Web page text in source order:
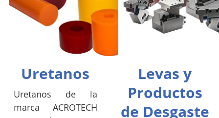
Uretanos
Uretanos de la
marca ACROTECH
Levas y
Productos
de Desgaste